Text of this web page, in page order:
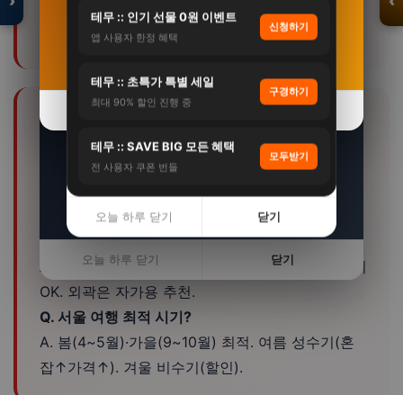
200,000원+
트
❓ 서울 쇼핑 FAQ
Q. 서울 여행 며칠 적당한가요?
A. 핵심만 당일~1박2일. 여유있게 2박3일. 주변 지
역 연계 시 3박4일.
Q. 대중교통으로 여행 가능?
A. 서울에서 30분~1시간30분. 시내 대중교통+택시
OK. 외곽은 자가용 추천.
Q. 서울 여행 최적 시기?
A. 봄(4~5월)·가을(9~10월) 최적. 여름 성수기(혼
잡↑가격↑). 겨울 비수기(할인).
테무 :: 인기 선물 0원 이벤트
앱 사용자 한정 혜택
신청하기
테무 :: 초특가 특별 세일
최대 90% 할인 진행 중
구경하기
테무 :: SAVE BIG 모든 혜택
전 사용자 쿠폰 번들
모두받기
오늘 하루 닫기 닫기
BLIS M18 프로바이…
32% 123,000원
자세히 보기 →
오늘 하루 닫기 닫기
자세히 보기 →
오늘 하루 닫기